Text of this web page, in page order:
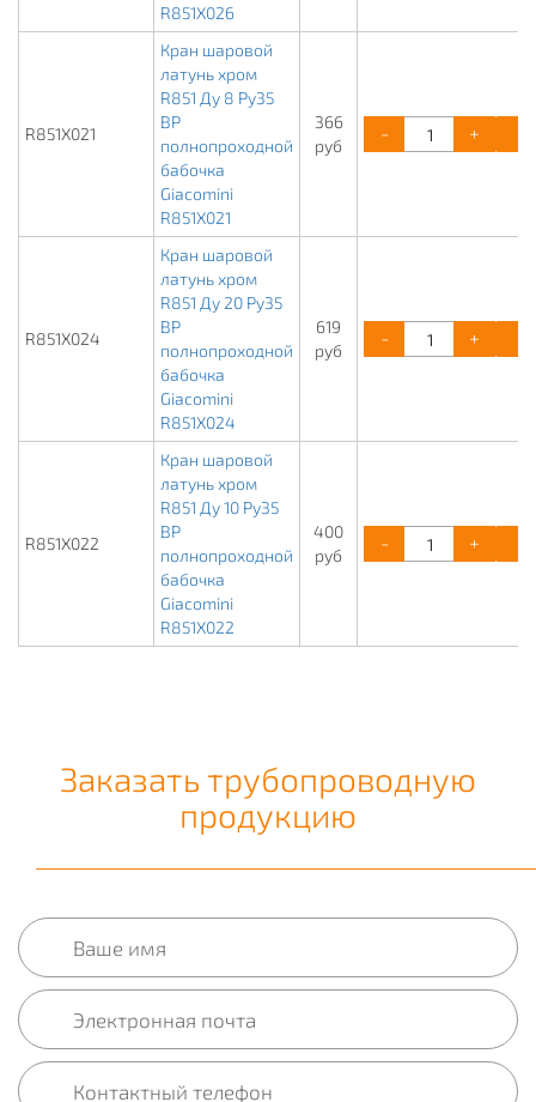
R851X026
R851X021
Кран шаровой
латунь хром
R851 Ду 8 Ру35
ВР
полнопроходной
бабочка
Giacomini
R851X021
366
руб
- +
R851X024
Кран шаровой
латунь хром
R851 Ду 20 Ру35
ВР
полнопроходной
бабочка
Giacomini
R851X024
619
руб
- +
R851X022
Кран шаровой
латунь хром
R851 Ду 10 Ру35
ВР
полнопроходной
бабочка
Giacomini
R851X022
400
руб
- +
Заказать трубопроводную
продукцию